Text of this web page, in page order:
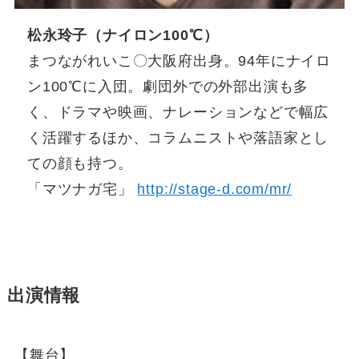
松永玲子（ナイロン100℃）
まつながれいこ〇大阪府出身。94年にナイロ
ン100℃に入団。劇団外での外部出演も多
く、ドラマや映画、ナレーションなどで幅広
く活躍するほか、コラムニストや落語家とし
ての顔も持つ。
「マツナガ宅」 http://stage-d.com/mr/
出演情報
【舞台】